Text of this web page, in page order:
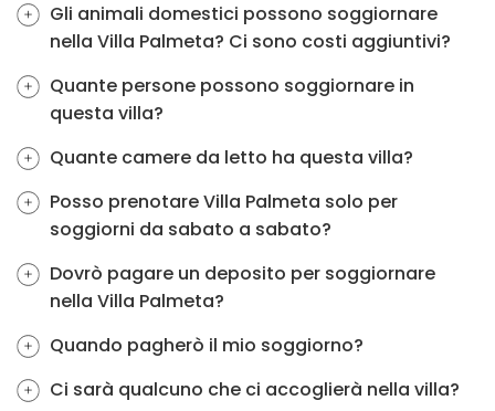
Gli animali domestici possono soggiornare
nella Villa Palmeta? Ci sono costi aggiuntivi?
Quante persone possono soggiornare in
questa villa?
Quante camere da letto ha questa villa?
Posso prenotare Villa Palmeta solo per
soggiorni da sabato a sabato?
Dovrò pagare un deposito per soggiornare
nella Villa Palmeta?
Quando pagherò il mio soggiorno?
Ci sarà qualcuno che ci accoglierà nella villa?